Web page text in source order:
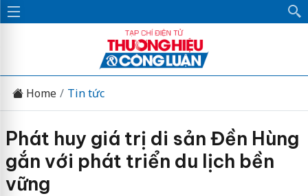
Home Tin tức
Phát huy giá trị di sản Đền Hùng
gắn với phát triển du lịch bền
vững